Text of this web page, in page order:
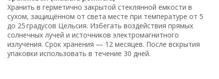
Хранить в герметично закрытой стеклянной ёмкости в
сухом, защищённом от света месте при температуре от 5
до 25 градусов Цельсия. Избегать воздействия прямых
солнечных лучей и источников электромагнитного
излучения. Срок хранения — 12 месяцев. После вскрытия
упаковки использовать в течение 30 дней.